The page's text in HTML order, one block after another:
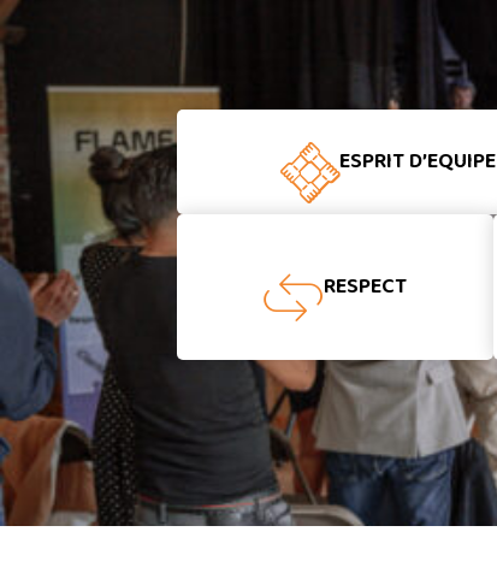
ESPRIT D’EQUIPE
RESPECT